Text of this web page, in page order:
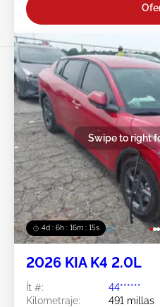
4d : 6h : 16m : 13s
Swipe to right
2026 KIA K4 2.0L
Ít #:
44******
Kilometraje:
491 millas